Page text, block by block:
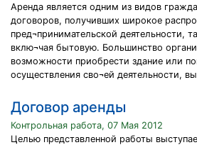
Аренда является одним из видов
договоров, получивших широкое
пред¬принимательской деятельности,
вклю¬чая бытовую. Большинство
возможности приобрести здание или
осуществления сво¬ей деятельности,
Договор аренды
Контрольная работа, 07 Мая 2012
Целью представленной работы